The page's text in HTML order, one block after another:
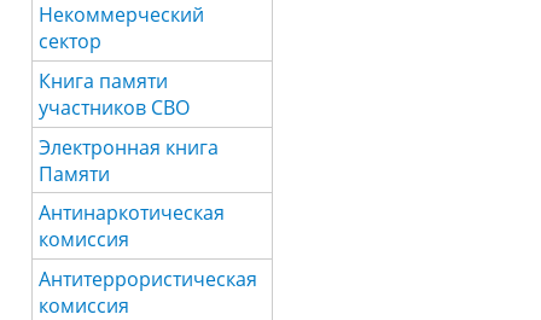
Некоммерческий
сектор
Книга памяти
участников СВО
Электронная книга
Памяти
Антинаркотическая
комиссия
Антитеррористическая
комиссия